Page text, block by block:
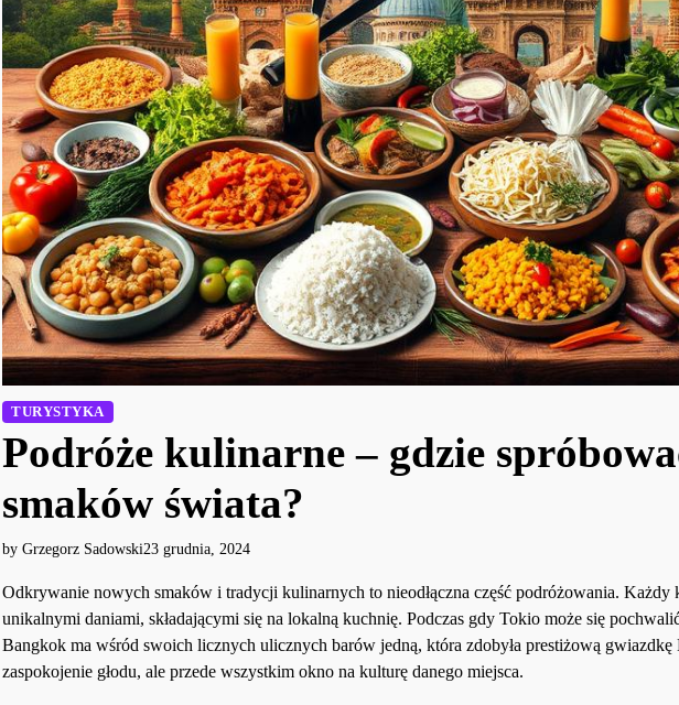
TURYSTYKA
Podróże kulinarne – gdzie
smaków świata?
by Grzegorz Sadowski23 grudnia, 2024
Odkrywanie nowych smaków i tradycji kulinarnych to nieodłączna część podróżowania. Każdy
unikalnymi daniami, składającymi się na lokalną kuchnię. Podczas gdy Tokio może się
Bangkok ma wśród swoich licznych ulicznych barów jedną, która zdobyła prestiżową
zaspokojenie głodu, ale przede wszystkim okno na kulturę danego miejsca.